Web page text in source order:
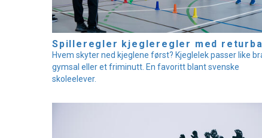
Spilleregler kjegleregler med
Hvem skyter ned kjeglene først? Kjeglelek passer like
gymsal eller et friminutt. En favoritt blant svenske
skoleelever.